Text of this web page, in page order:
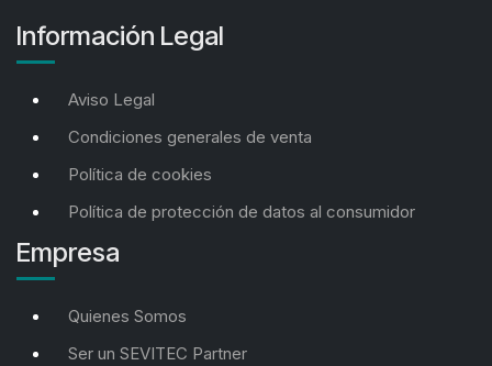
Información Legal
Aviso Legal
Condiciones generales de venta
Política de cookies
Política de protección de datos al consumidor
Empresa
Quienes Somos
Ser un SEVITEC Partner